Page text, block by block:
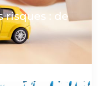
risques : de